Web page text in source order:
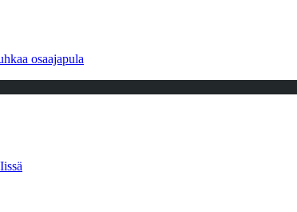
osaajapula